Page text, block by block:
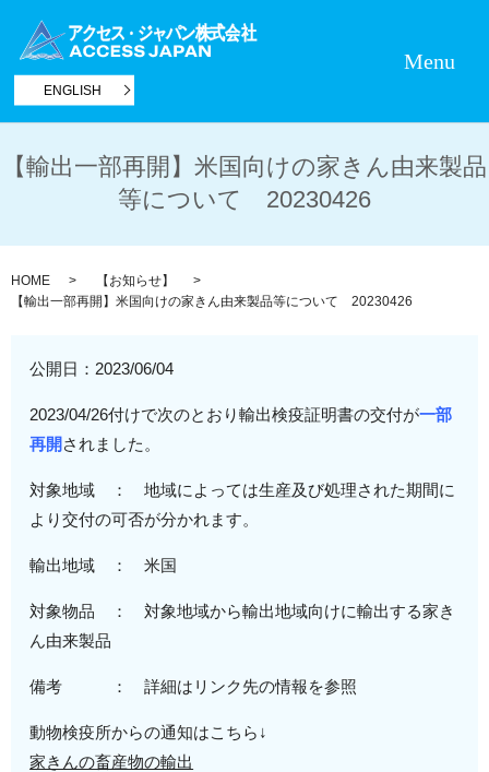
ENGLISH
Menu
【輸出一部再開】米国向けの家きん由来製品
等について 20230426
HOME
【お知らせ】
【輸出一部再開】米国向けの家きん由来製品等について 20230426
公開日： 2023/06/04
2023/04/26付けで次のとおり輸出検疫証明書の交付が一部
再開 されました。
対象地域 ： 地域によっては生産及び処理された期間に
より交付の可否が分かれます。
輸出地域 ： 米国
対象物品 ： 対象地域から輸出地域向けに輸出する家き
ん由来製品
備考 ： 詳細はリンク先の情報を参照
動物検疫所からの通知はこちら↓
家きんの畜産物の輸出